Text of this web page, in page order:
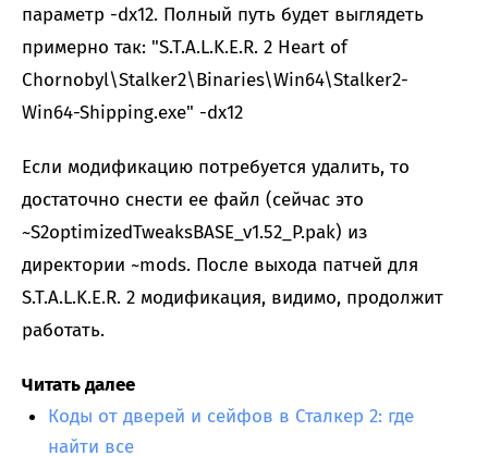
параметр -dx12. Полный путь будет выглядеть
примерно так: "S.T.A.L.K.E.R. 2 Heart of
Chornobyl\Stalker2\Binaries\Win64\Stalker2-
Win64-Shipping.exe" -dx12
Если модификацию потребуется удалить, то
достаточно снести ее файл (сейчас это
~S2optimizedTweaksBASE_v1.52_P.pak) из
директории ~mods. После выхода патчей для
S.T.A.L.K.E.R. 2 модификация, видимо, продолжит
работать.
Читать далее
Коды от дверей и сейфов в Сталкер 2: где
найти все